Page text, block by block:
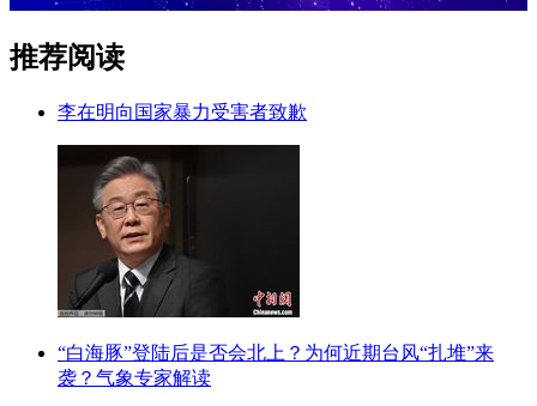
推荐阅读
李在明向国家暴力受害者致歉
“白海豚”登陆后是否会北上？为何近期台风“扎堆”来
袭？气象专家解读